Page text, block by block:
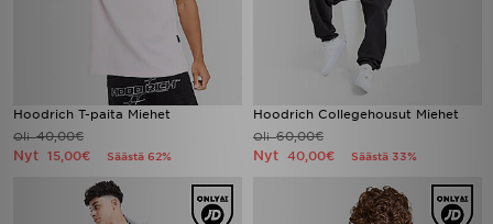
Hoodrich T-paita Miehet
Oli40,00€
Nyt 15,00€ Säästä 62%
Hoodrich Collegehousut Miehet
Oli60,00€
Nyt 40,00€ Säästä 33%